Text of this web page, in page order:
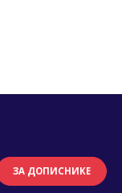
ЗА ДОПИСНИКЕ